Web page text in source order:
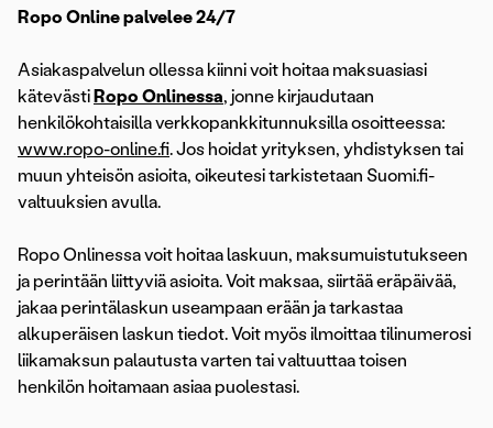
Ropo Online palvelee 24/7
Asiakaspalvelun ollessa kiinni voit hoitaa maksuasiasi
kätevästi Ropo Onlinessa, jonne kirjaudutaan
henkilökohtaisilla verkkopankkitunnuksilla osoitteessa:
www.ropo-online.fi. Jos hoidat yrityksen, yhdistyksen tai
muun yhteisön asioita, oikeutesi tarkistetaan Suomi.fi-
valtuuksien avulla.
Ropo Onlinessa voit hoitaa laskuun, maksumuistutukseen
ja perintään liittyviä asioita. Voit maksaa, siirtää eräpäivää,
jakaa perintälaskun useampaan erään ja tarkastaa
alkuperäisen laskun tiedot. Voit myös ilmoittaa tilinumerosi
liikamaksun palautusta varten tai valtuuttaa toisen
henkilön hoitamaan asiaa puolestasi.